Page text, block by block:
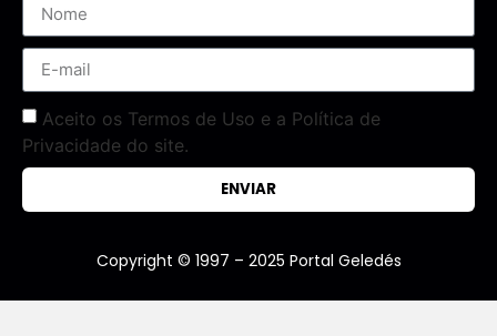
Aceito os Termos de Uso e a Política de
Privacidade do site.
ENVIAR
Copyright © 1997 – 2025 Portal Geledés